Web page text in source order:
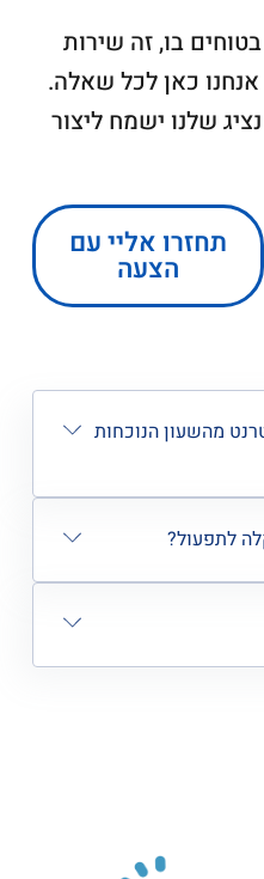
בו, זה שירות
אנחנו כאן לכל שאלה.
שלנו ישמח ליצור
תחזרו אליי עם
הצעה
מהשעון הנוכחות
לתפעול?